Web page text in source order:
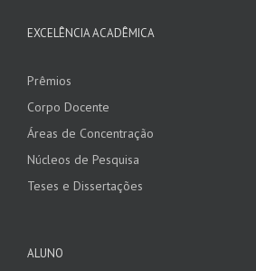
EXCELÊNCIA ACADÊMICA
Prêmios
Corpo Docente
Áreas de Concentração
Núcleos de Pesquisa
Teses e Dissertações
ALUNO